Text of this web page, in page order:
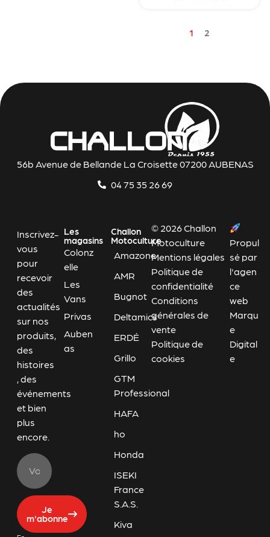
1 2
56b Avenue de Bellande La Croisette 07200 AUBENAS
04 75 35 26 69
Inscrivez-
vous
pour
recevoir
des
actualités
sur nos
produits,
des
histoires
, des
événements
et bien
plus
encore.
Je
m'abonne
Les
magasins
Colonz
elle
Les
Vans
Privas
Auben
as
Challon
Motoculture
Amazone
AMR
Bugnot
Deltamics
ERDÉ
Grillo
GTM
Professional
HAFA
ho
Honda
ISEKI
France
S.A.S.
Kiva
© 2026 Challon
Motoculture
Mentions légales
Politique de
confidentialité
Conditions
générales de
vente
Politique de
cookies
Propul
sé par
l'agen
ce
web
Marqu
e
Digital
e